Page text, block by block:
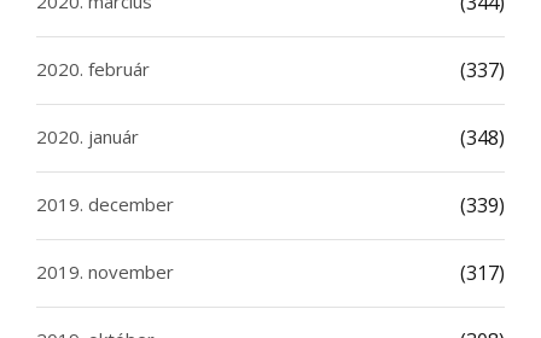
2020. február (337)
2020. január (348)
2019. december (339)
2019. november (317)